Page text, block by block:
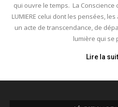
qui ouvre le temps. La Conscience
LUMIERE celui dont les pensées,
un acte de transcendance, de
lumière qui se
Lire la